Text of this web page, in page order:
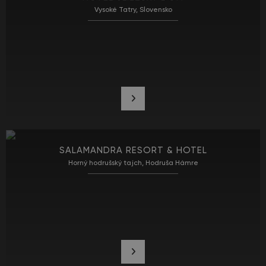
Vysoké Tatry, Slovensko
SALAMANDRA RESORT & HOTEL
Horný hodrušský tajch, Hodruša Hámre